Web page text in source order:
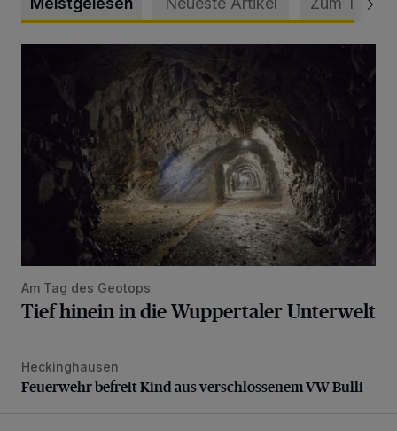
Am Tag des Geotops
Tief hinein in die Wuppertaler Unterwelt
Feuerwehr befreit Kind aus verschlossenem VW Bulli
Heckinghausen
Feuerwehr befreit Kind aus verschlossenem VW Bulli